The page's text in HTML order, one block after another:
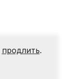
продлить.